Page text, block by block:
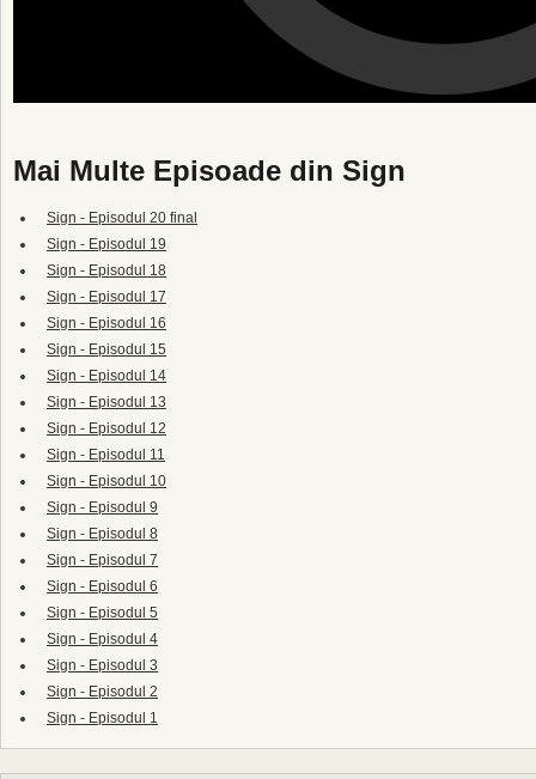
Mai Multe Episoade din Sign
Sign - Episodul 20 final
Sign - Episodul 19
Sign - Episodul 18
Sign - Episodul 17
Sign - Episodul 16
Sign - Episodul 15
Sign - Episodul 14
Sign - Episodul 13
Sign - Episodul 12
Sign - Episodul 11
Sign - Episodul 10
Sign - Episodul 9
Sign - Episodul 8
Sign - Episodul 7
Sign - Episodul 6
Sign - Episodul 5
Sign - Episodul 4
Sign - Episodul 3
Sign - Episodul 2
Sign - Episodul 1